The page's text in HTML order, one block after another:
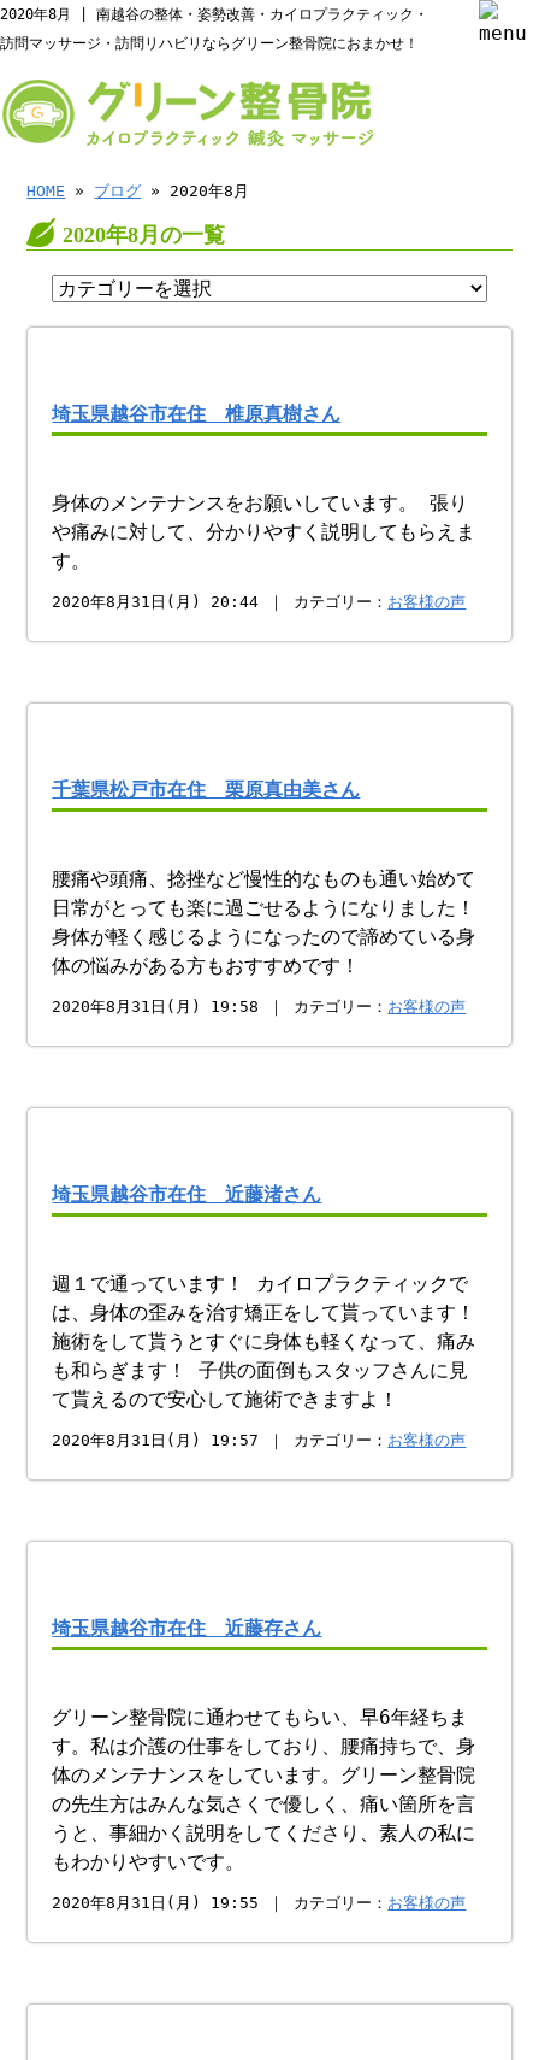
2020年8月 | 南越谷の整体・姿勢改善・カイロプラクティック・
訪問マッサージ・訪問リハビリならグリーン整骨院におまかせ！
HOME » ブログ » 2020年8月
2020年8月の一覧
埼玉県越谷市在住 椎原真樹さん
身体のメンテナンスをお願いしています。 張り
や痛みに対して、分かりやすく説明してもらえま
す。
2020年8月31日(月) 20:44 ｜ カテゴリー： お客様の声
千葉県松戸市在住 栗原真由美さん
腰痛や頭痛、捻挫など慢性的なものも通い始めて
日常がとっても楽に過ごせるようになりました！
身体が軽く感じるようになったので諦めている身
体の悩みがある方もおすすめです！
2020年8月31日(月) 19:58 ｜ カテゴリー： お客様の声
埼玉県越谷市在住 近藤渚さん
週１で通っています！ カイロプラクティックで
は、身体の歪みを治す矯正をして貰っています！
施術をして貰うとすぐに身体も軽くなって、痛み
も和らぎます！ 子供の面倒もスタッフさんに見
て貰えるので安心して施術できますよ！
2020年8月31日(月) 19:57 ｜ カテゴリー： お客様の声
埼玉県越谷市在住 近藤存さん
グリーン整骨院に通わせてもらい、早6年経ちま
す。私は介護の仕事をしており、腰痛持ちで、身
体のメンテナンスをしています。グリーン整骨院
の先生方はみんな気さくで優しく、痛い箇所を言
うと、事細かく説明をしてくださり、素人の私に
もわかりやすいです。
2020年8月31日(月) 19:55 ｜ カテゴリー： お客様の声